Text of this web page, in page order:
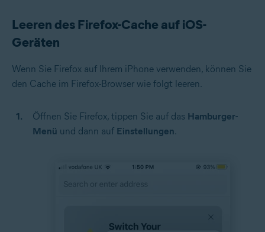
Leeren des Firefox-Cache auf iOS-
Geräten
Wenn Sie Firefox auf Ihrem iPhone verwenden, können Sie
den Cache im Firefox-Browser wie folgt leeren.
Öffnen Sie Firefox, tippen Sie auf das Hamburger-
Menü und dann auf Einstellungen.